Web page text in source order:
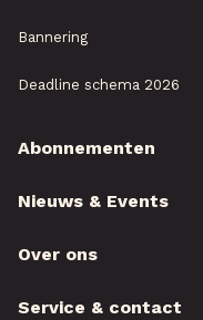
Bannering
Deadline schema 2026
Abonnementen
Nieuws & Events
Over ons
Service & contact